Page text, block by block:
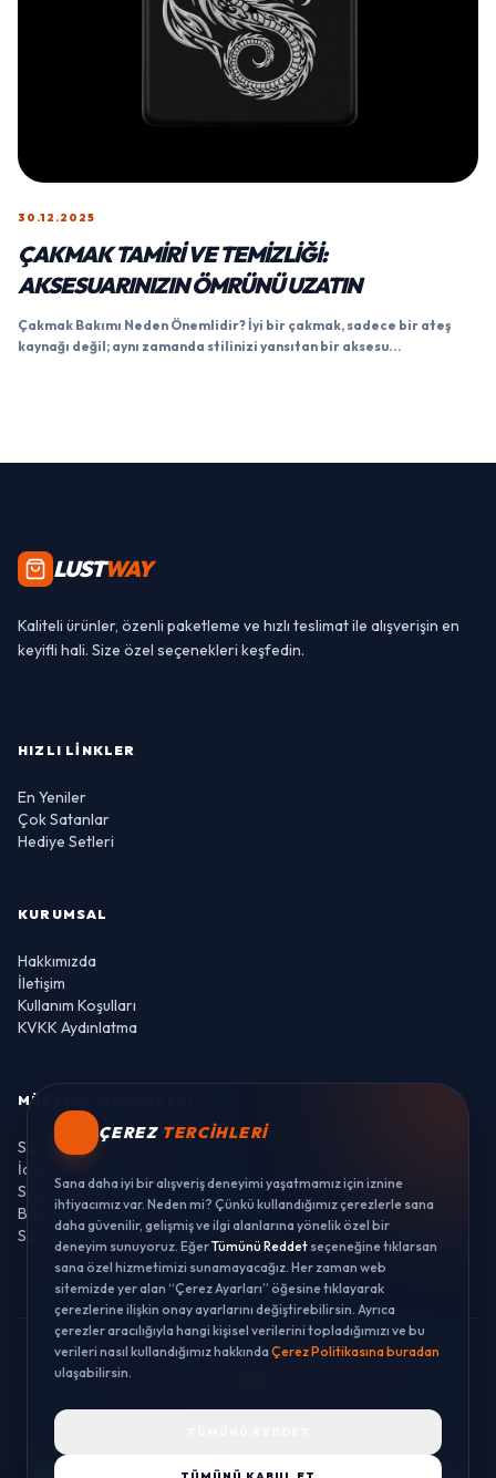
30.12.2025
ÇAKMAK TAMIRI VE TEMIZLIĞI:
AKSESUARINIZIN ÖMRÜNÜ UZATIN
Çakmak Bakımı Neden Önemlidir? İyi bir çakmak, sadece bir ateş
kaynağı değil; aynı zamanda stilinizi yansıtan bir aksesu...
LUSTWAY
Kaliteli ürünler, özenli paketleme ve hızlı teslimat ile alışverişin en
keyifli hali. Size özel seçenekleri keşfedin.
HIZLI LINKLER
En Yeniler
Çok Satanlar
Hediye Setleri
KURUMSAL
Hakkımızda
İletişim
Kullanım Koşulları
KVKK Aydınlatma
MÜŞTERI HIZMETLERI
Sipariş Takibi
İade ve Değişim
Sıkça Sorulan Sorular
Banka Hesaplarımız
Sipariş Takibi
© 2026 LUSTWAY. TÜM HAKLARI SAKLIDIR.
ÇEREZ TERCIHLERI
Sana daha iyi bir alışveriş deneyimi yaşatmamız için iznine
ihtiyacımız var. Neden mi? Çünkü kullandığımız çerezlerle sana
daha güvenilir, gelişmiş ve ilgi alanlarına yönelik özel bir
deneyim sunuyoruz. EğerTümünü Reddet seçeneğine tıklarsan
sana özel hizmetimizi sunamayacağız. Her zaman web
sitemizde yer alan “Çerez Ayarları” öğesine tıklayarak
çerezlerine ilişkin onay ayarlarını değiştirebilirsin. Ayrıca
çerezler aracılığıyla hangi kişisel verilerini topladığımızı ve bu
verileri nasıl kullandığımız hakkındaÇerez Politikasına buradan
ulaşabilirsin.